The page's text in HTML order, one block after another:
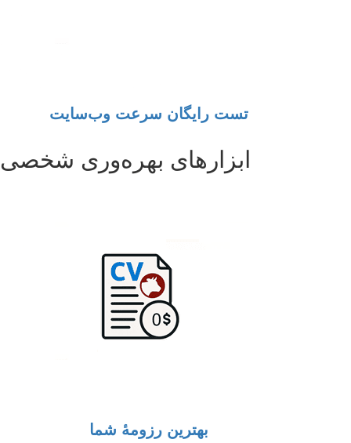
تست رایگان سرعت وب‌سایت
ابزارهای بهره‌وری شخصی
بهترین رزومهٔ شما